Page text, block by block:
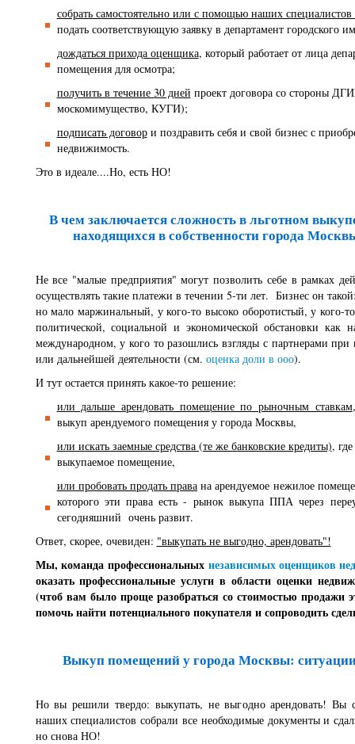
собрать самостоятельно или с помощью наших
подать соответствующую заявку в департамент городского
дождаться прихода оценщика, который работает от лица
помещения для осмотра;
получить в течение 30 дней проект договора со стороны
москомимущество, КУГИ);
подписать договори поздравить себя и свой бизнес с
недвижимость.
Это в идеале....Но, есть НО!
В чем заключается сложность в льготном
находящихся в собственности города
Не все "малые предприятия" могут позволить себе в рамках
осуществлять такие платежи в течении 5-ти лет. Бизнес он
но мало маржинальный, у кого-то высоко оборотистый, у кого-
политической, социальной и экономической обстановки
международном, у кого то разошлись взгляды с партнерами
или дальнейшей деятельности (см. оценка доли в ооо).
И тут остается принять какое-то решение:
или дальше арендовать помещение по рыночным ставкам
выкуп арендуемого помещения у города Москвы,
или искать заемные средства (те же банковские кредиты),
выкупаемое помещение,
или пробовать продать права на арендуемое нежилое
которого эти права есть - рынок выкупа ППА через
сегодняшний очень развит.
Ответ, скорее, очевиден: "выкупать не выгодно, арендовать"!
Мы, командапрофессиональных независимых оценщиков
оказать профессиональные услуги в области оценки
(чтоб вам было проще разобраться со стоимостью продажи
помочь найти потенциального покупателя и сопроводить
Выкуп помещений у города Москвы:
Но вы решили твердо: выкупать, не выгодно арендовать! Вы
наших специалистов собрали все необходимые документы и
но снова НО!